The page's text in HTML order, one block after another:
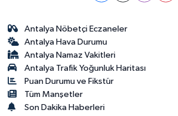
Antalya Nöbetçi Eczaneler
Antalya Hava Durumu
Antalya Namaz Vakitleri
Antalya Trafik Yoğunluk Haritası
Puan Durumu ve Fikstür
Tüm Manşetler
Son Dakika Haberleri